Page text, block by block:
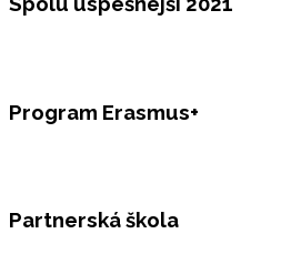
Program Erasmus+
Partnerská škola